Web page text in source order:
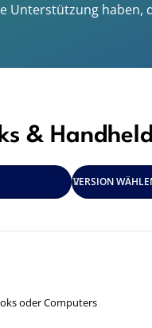
&
VERSION
oder Computers